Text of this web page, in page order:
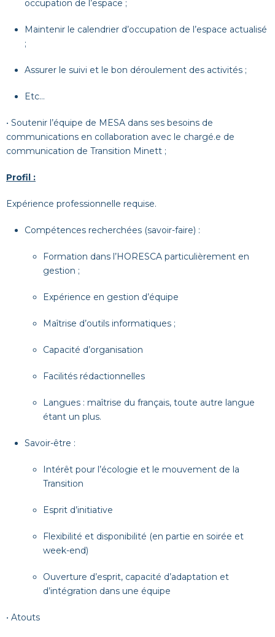
occupation de l’espace ;
Maintenir le calendrier d’occupation de l’espace actualisé
;
Assurer le suivi et le bon déroulement des activités ;
Etc…
• Soutenir l’équipe de MESA dans ses besoins de
communications en collaboration avec le chargé.e de
communication de Transition Minett ;
Profil :
Expérience professionnelle requise.
Compétences recherchées (savoir-faire) :
Formation dans l’HORESCA particulièrement en
gestion ;
Expérience en gestion d’équipe
Maîtrise d’outils informatiques ;
Capacité d’organisation
Facilités rédactionnelles
Langues : maîtrise du français, toute autre langue
étant un plus.
Savoir-être :
Intérêt pour l’écologie et le mouvement de la
Transition
Esprit d’initiative
Flexibilité et disponibilité (en partie en soirée et
week-end)
Ouverture d’esprit, capacité d’adaptation et
d’intégration dans une équipe
• Atouts